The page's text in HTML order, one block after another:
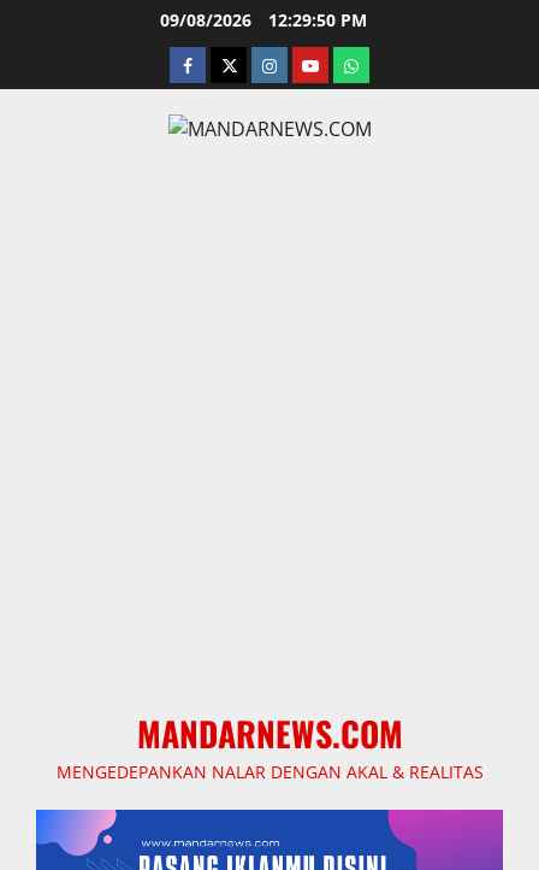
09/08/2026 12:29:50 PM
facebooktwitterinstagram.com
youtubewhatsapp
MANDARNEWS.COM
MENGEDEPANKAN NALAR DENGAN AKAL & REALITAS